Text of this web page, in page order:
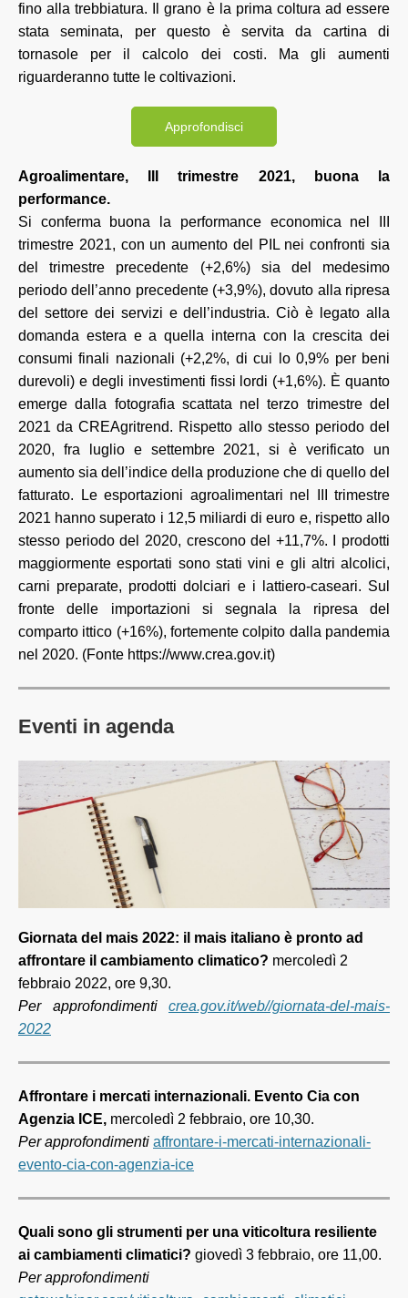
fino alla trebbiatura. Il grano è la prima coltura ad essere
stata seminata, per questo è servita da cartina di
tornasole per il calcolo dei costi. Ma gli aumenti
riguarderanno tutte le coltivazioni.
Approfondisci
Agroalimentare, III trimestre 2021, buona la
performance.
Si conferma buona la performance economica nel III
trimestre 2021, con un aumento del PIL nei confronti sia
del trimestre precedente (+2,6%) sia del medesimo
periodo dell’anno precedente (+3,9%), dovuto alla ripresa
del settore dei servizi e dell’industria. Ciò è legato alla
domanda estera e a quella interna con la crescita dei
consumi finali nazionali (+2,2%, di cui lo 0,9% per beni
durevoli) e degli investimenti fissi lordi (+1,6%). È quanto
emerge dalla fotografia scattata nel terzo trimestre del
2021 da CREAgritrend. Rispetto allo stesso periodo del
2020, fra luglio e settembre 2021, si è verificato un
aumento sia dell’indice della pro­duzione che di quello del
fatturato. Le esportazioni agroalimentari nel III trimestre
2021 hanno superato i 12,5 miliardi di euro e, rispetto allo
stesso periodo del 2020, crescono del +11,7%. I prodotti
maggiormente esportati sono stati vini e gli altri alcolici,
carni preparate, prodotti dolciari e i lattiero-caseari. Sul
fronte delle importazioni si segnala la ripresa del
comparto ittico (+16%), fortemente colpito dalla pandemia
nel 2020. (Fonte https://www.crea.gov.it)
Eventi in agenda
Giornata del mais 2022: il mais italiano è pronto ad
affrontare il cambiamento climatico? mercoledì 2
febbraio 2022, ore 9,30.
Per approfondimenti crea.gov.it/web//giornata-del-mais-
2022
Affrontare i mercati internazionali. Evento Cia con
Agenzia ICE, mercoledì 2 febbraio, ore 10,30.
Per approfondimenti affrontare-i-mercati-internazionali-
evento-cia-con-agenzia-ice
Quali sono gli strumenti per una viticoltura resiliente
ai cambiamenti climatici? giovedì 3 febbraio, ore 11,00.
Per approfondimenti